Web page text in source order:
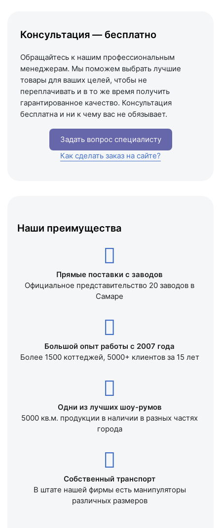
Схема проезда
Наши преимущества
Прямые поставки с заводов
Официальное представительство 20 заводов в
Самаре
Большой опыт работы с 2007 года
Более 1500 коттеджей, 5000+ клиентов за 15 лет
Одни из лучших шоу-румов
5000 кв.м. продукции в наличии в разных частях
города
Собственный транспорт
В штате нашей фирмы есть манипуляторы
различных размеров
Консультация — бесплатно
Обращайтесь к нашим профессиональным
менеджерам. Мы поможем выбрать лучшие
товары для ваших целей, чтобы не
переплачивать и в то же время получить
гарантированное качество. Консультация
бесплатна и ни к чему вас не обязывает.
Задать вопрос специалисту
Как сделать заказ на сайте?